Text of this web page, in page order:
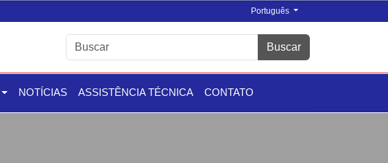
Português
Buscar
NOTÍCIAS ASSISTÊNCIA TÉCNICA CONTATO